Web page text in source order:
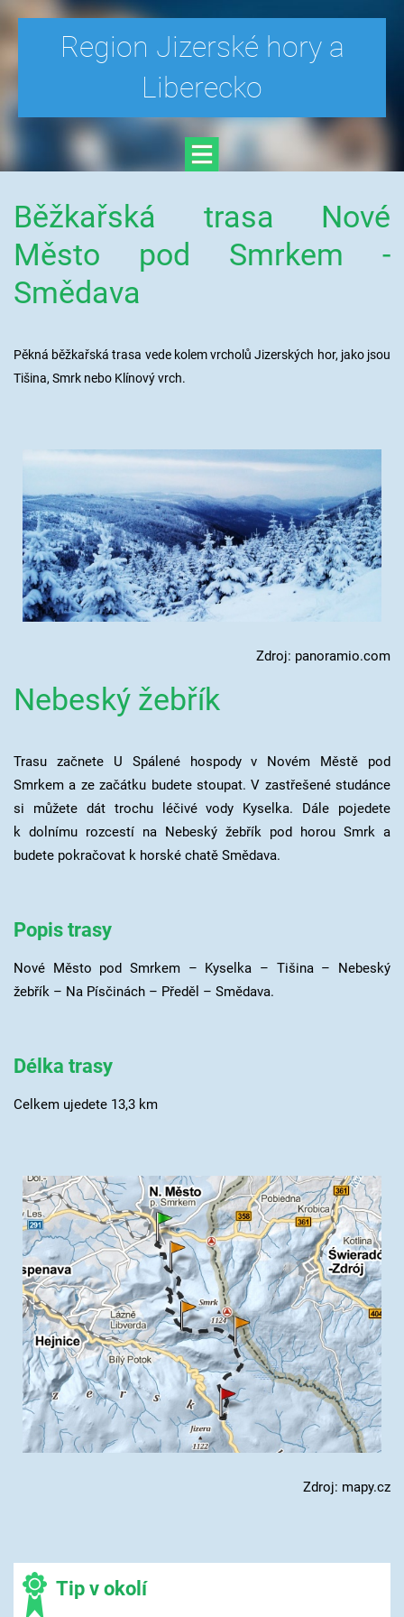
Region Jizerské hory a
Liberecko
Běžkařská trasa Nové
Město pod Smrkem -
Smědava
Pěkná běžkařská trasa vede kolem vrcholů Jizerských hor, jako jsou
Tišina, Smrk nebo Klínový vrch.
Zdroj: panoramio.com
Nebeský žebřík
Trasu začnete U Spálené hospody v Novém Městě pod
Smrkem a ze začátku budete stoupat. V zastřešené studánce
si můžete dát trochu léčivé vody Kyselka. Dále pojedete
k dolnímu rozcestí na Nebeský žebřík pod horou Smrk a
budete pokračovat k horské chatě Smědava.
Popis trasy
Nové Město pod Smrkem – Kyselka – Tišina – Nebeský
žebřík – Na Písčinách – Předěl – Smědava.
Délka trasy
Celkem ujedete 13,3 km
Zdroj: mapy.cz
Tip v okolí